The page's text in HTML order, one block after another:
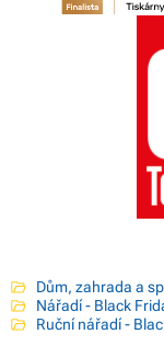
Dům, zahrada a
Nářadí - Black
Ruční nářadí -